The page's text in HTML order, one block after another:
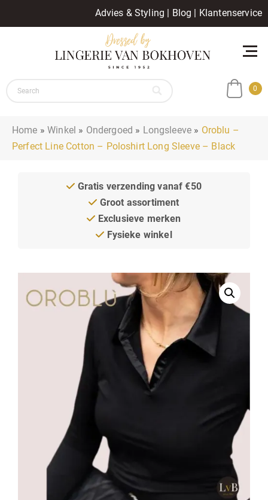
Advies & Styling | Blog | Klantenservice
0
Home »Winkel » Ondergoed » Longsleeve » Oroblu –
Perfect Line Cotton – Poloshirt Long Sleeve – Black
Gratis verzending vanaf €50
Groot assortiment
Exclusieve merken
Fysieke winkel